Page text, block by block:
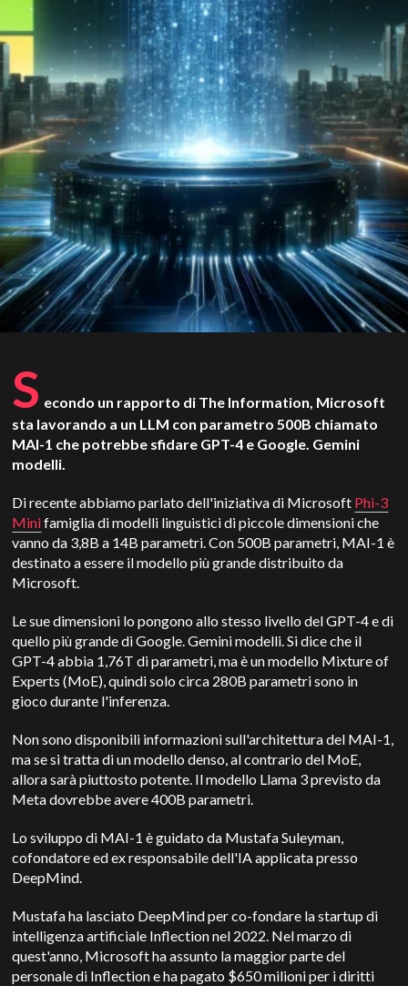
S econdo un rapporto di The Information, Microsoft
sta lavorando a un LLM con parametro 500B chiamato
MAI-1 che potrebbe sfidare GPT-4 e Google. Gemini
modelli.
Di recente abbiamo parlato dell'iniziativa di Microsoft Phi-3
Minifamiglia di modelli linguistici di piccole dimensioni che
vanno da 3,8B a 14B parametri. Con 500B parametri, MAI-1 è
destinato a essere il modello più grande distribuito da
Microsoft.
Le sue dimensioni lo pongono allo stesso livello del GPT-4 e di
quello più grande di Google.Geminimodelli. Si dice che il
GPT-4 abbia 1,76T di parametri, ma è un modello Mixture of
Experts (MoE), quindi solo circa 280B parametri sono in
gioco durante l'inferenza.
Non sono disponibili informazioni sull'architettura del MAI-1,
ma se si tratta di un modello denso, al contrario del MoE,
allora sarà piuttosto potente. Il modello Llama 3 previsto da
Meta dovrebbe avere 400B parametri.
Lo sviluppo di MAI-1 è guidato da Mustafa Suleyman,
cofondatore ed ex responsabile dell'IA applicata presso
DeepMind.
Mustafa ha lasciato DeepMindper co-fondare la startup di
intelligenza artificiale Inflection nel 2022. Nel marzo di
quest'anno, Microsoft ha assunto la maggior parte del
personale di Inflection e ha pagato $650 milioni per i diritti